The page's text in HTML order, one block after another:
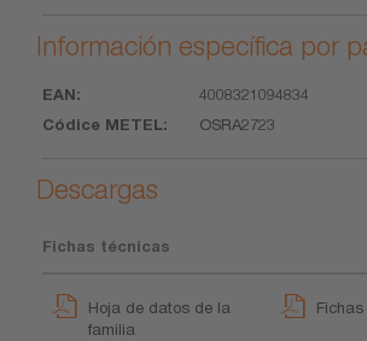
Información específica por
EAN
METEL
4008321094834
OSRA2723
Descargas
Fichas técnicas
Hoja de datos de la
familia